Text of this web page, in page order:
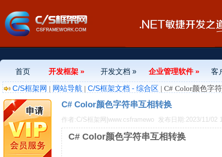
首页 开发框架 » 开发文档 » 企业管理软件 »
客
C/S框架网 | 网站导航 | C/S框架文档 - 综合区 | C# Color颜色字
C# Color颜色字符串互相转换
作者:C/S框架网|www.csframewo 发布日期:2023/11/02
C# Color颜色字符串互相转换